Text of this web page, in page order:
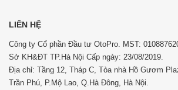
LIÊN HỆ
Công ty Cổ phần Đầu tư OtoPro. MST:
Sở KH&ĐT TP.Hà Nội Cấp ngày: 23/08/2019.
Địa chỉ: Tầng 12, Tháp C, Tòa nhà Hồ Gươm
Trần Phú, P.Mộ Lao, Q.Hà Đông, Hà Nội.